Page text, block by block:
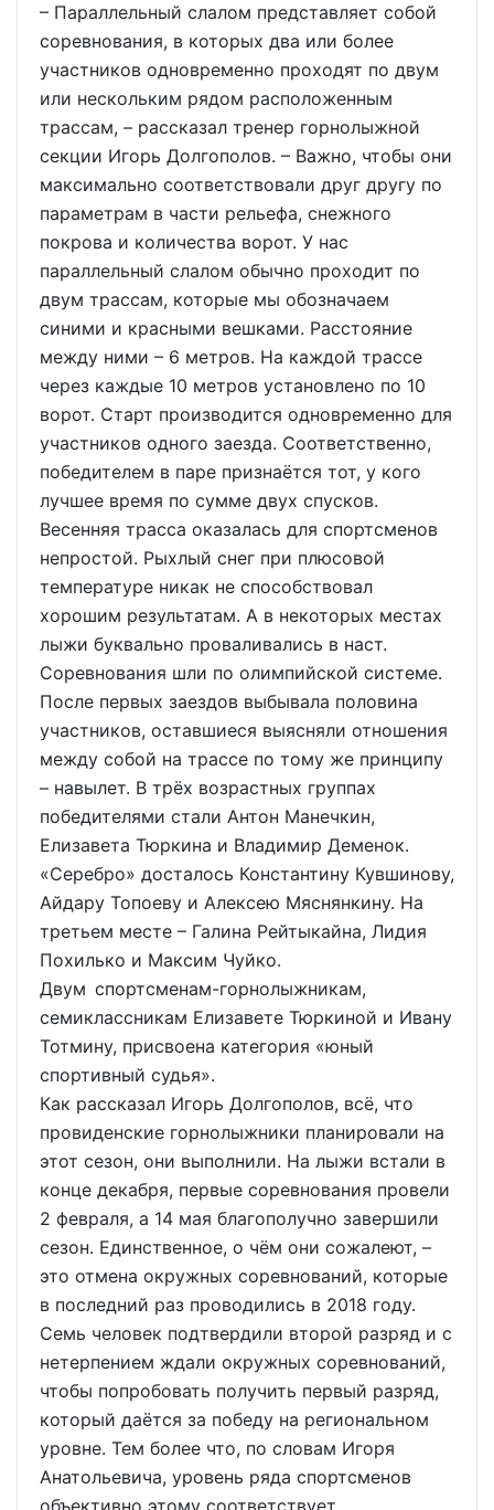
– Параллельный слалом представляет собой
соревнования, в которых два или более
участников одновременно проходят по двум
или нескольким рядом расположенным
трассам, – рассказал тренер горнолыжной
секции Игорь Долгополов. – Важно, чтобы они
максимально соответствовали друг другу по
параметрам в части рельефа, снежного
покрова и количества ворот. У нас
параллельный слалом обычно проходит по
двум трассам, которые мы обозначаем
синими и красными вешками. Расстояние
между ними – 6 метров. На каждой трассе
через каждые 10 метров установлено по 10
ворот. Старт производится одновременно для
участников одного заезда. Соответственно,
победителем в паре признаётся тот, у кого
лучшее время по сумме двух спусков.
Весенняя трасса оказалась для спортсменов
непростой. Рыхлый снег при плюсовой
температуре никак не способствовал
хорошим результатам. А в некоторых местах
лыжи буквально проваливались в наст.
Соревнования шли по олимпийской системе.
После первых заездов выбывала половина
участников, оставшиеся выясняли отношения
между собой на трассе по тому же принципу
– навылет. В трёх возрастных группах
победителями стали Антон Манечкин,
Елизавета Тюркина и Владимир Деменок.
«Серебро» досталось Константину Кувшинову,
Айдару Топоеву и Алексею Мяснянкину. На
третьем месте – Галина Рейтыкайна, Лидия
Похилько и Максим Чуйко.
Двум спортсменам-горнолыжникам,
семиклассникам Елизавете Тюркиной и Ивану
Тотмину, присвоена категория «юный
спортивный судья».
Как рассказал Игорь Долгополов, всё, что
провиденские горнолыжники планировали на
этот сезон, они выполнили. На лыжи встали в
конце декабря, первые соревнования провели
2 февраля, а 14 мая благополучно завершили
сезон. Единственное, о чём они сожалеют, –
это отмена окружных соревнований, которые
в последний раз проводились в 2018 году.
Семь человек подтвердили второй разряд и с
нетерпением ждали окружных соревнований,
чтобы попробовать получить первый разряд,
который даётся за победу на региональном
уровне. Тем более что, по словам Игоря
Анатольевича, уровень ряда спортсменов